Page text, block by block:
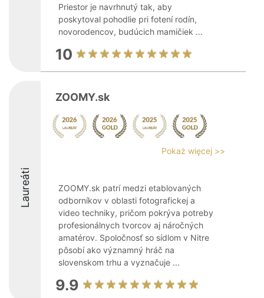
Priestor je navrhnutý tak, aby
poskytoval pohodlie pri fotení rodín,
novorodencov, budúcich mamičiek ...
10
Laureáti
ZOOMY.sk
Pokaż więcej >>
ZOOMY.sk patrí medzi etablovaných
odborníkov v oblasti fotografickej a
video techniky, pričom pokrýva potreby
profesionálnych tvorcov aj náročných
amatérov. Spoločnosť so sídlom v Nitre
pôsobí ako významný hráč na
slovenskom trhu a vyznačuje ...
9.9